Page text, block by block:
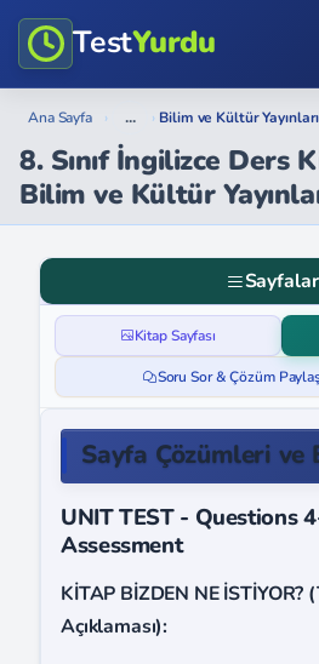
TestYurdu
Ana Sayfa › ... › Bilim ve Kültür Yayınları
8. Sınıf İngilizce Ders
Bilim ve Kültür
Sayfalar
Kitap Sayfası
Soru Sor & Çözüm
Sayfa Çözümleri
UNIT TEST - Questions
Assessment
KİTAP BİZDEN NE İSTİYOR?
Açıklaması):